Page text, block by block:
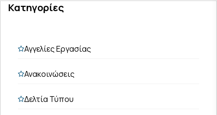
Κατηγορίες
Αγγελίες Εργασίας
Ανακοινώσεις
Δελτία Τύπου